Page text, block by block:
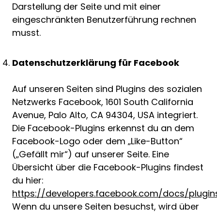
Darstellung der Seite und mit einer
eingeschränkten Benutzerführung rechnen
musst.
Datenschutzerklärung für Facebook
Auf unseren Seiten sind Plugins des sozialen
Netzwerks Facebook, 1601 South California
Avenue, Palo Alto, CA 94304, USA integriert.
Die Facebook-Plugins erkennst du an dem
Facebook-Logo oder dem „Like-Button“
(„Gefällt mir“) auf unserer Seite. Eine
Übersicht über die Facebook-Plugins findest
du hier:
https://developers.facebook.com/docs/
Wenn du unsere Seiten besuchst, wird über